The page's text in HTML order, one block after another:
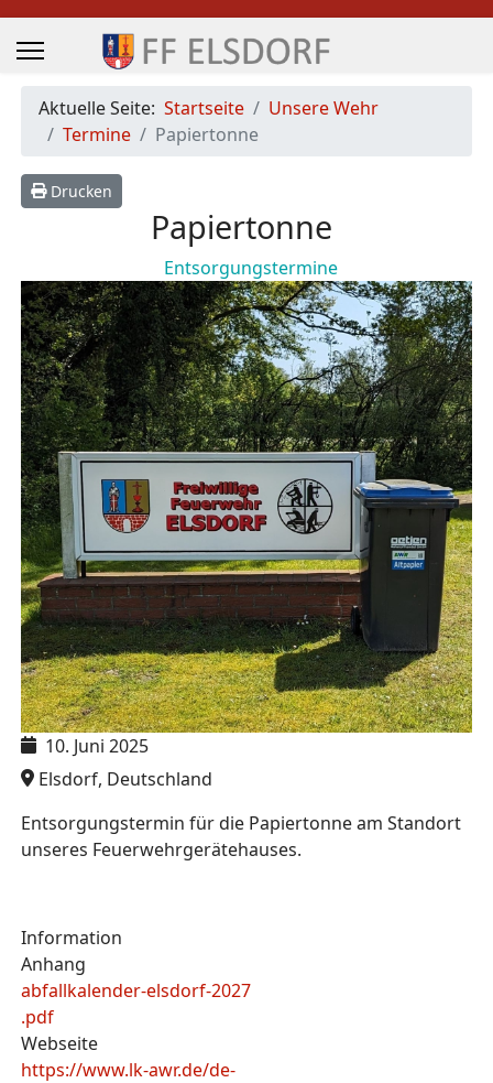
Aktuelle Seite: Startseite
Unsere Wehr
Termine
Papiertonne
Drucken
Papiertonne
Entsorgungstermine
10. Juni 2025
Elsdorf, Deutschland
Entsorgungstermin für die Papiertonne am Standort
unseres Feuerwehrgerätehauses.
Information
Anhang
abfallkalender-elsdorf-2027
.pdf
Webseite
https://www.lk-awr.de/de-